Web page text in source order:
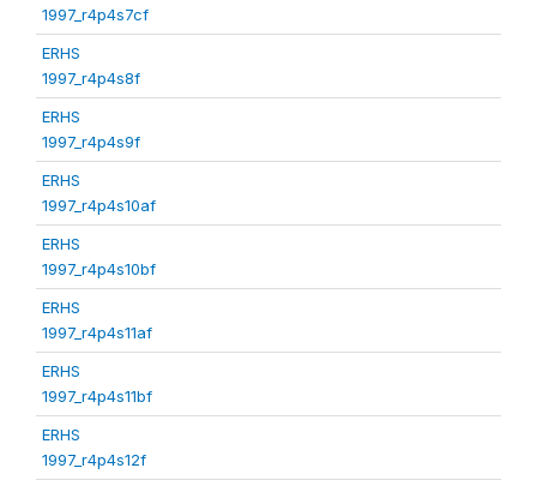
1997_r4p4s7cf
ERHS
1997_r4p4s8f
ERHS
1997_r4p4s9f
ERHS
1997_r4p4s10af
ERHS
1997_r4p4s10bf
ERHS
1997_r4p4s11af
ERHS
1997_r4p4s11bf
ERHS
1997_r4p4s12f